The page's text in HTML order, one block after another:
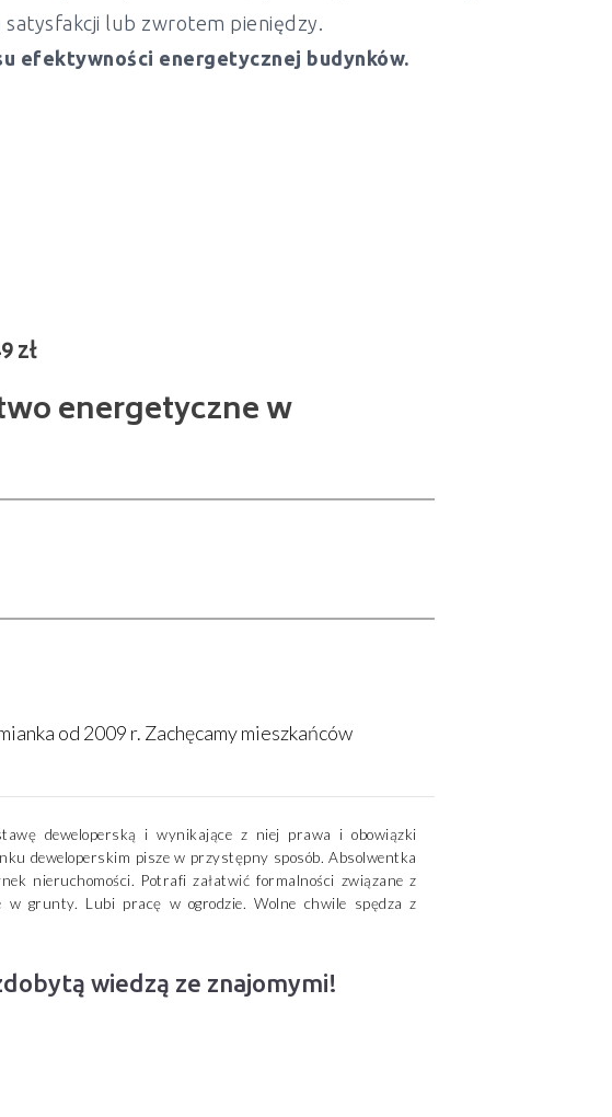
lub zwrotem pieniędzy.
efektywności energetycznej budynków.
energetyczne w
od 2009 r. Zachęcamy mieszkańców
deweloperską i wynikające z niej prawa i obowiązki
deweloperskim pisze w przystępny sposób. Absolwentka
nieruchomości. Potrafi załatwić formalności związane z
w grunty. Lubi pracę w ogrodzie. Wolne chwile spędza z
wiedzą ze znajomymi!